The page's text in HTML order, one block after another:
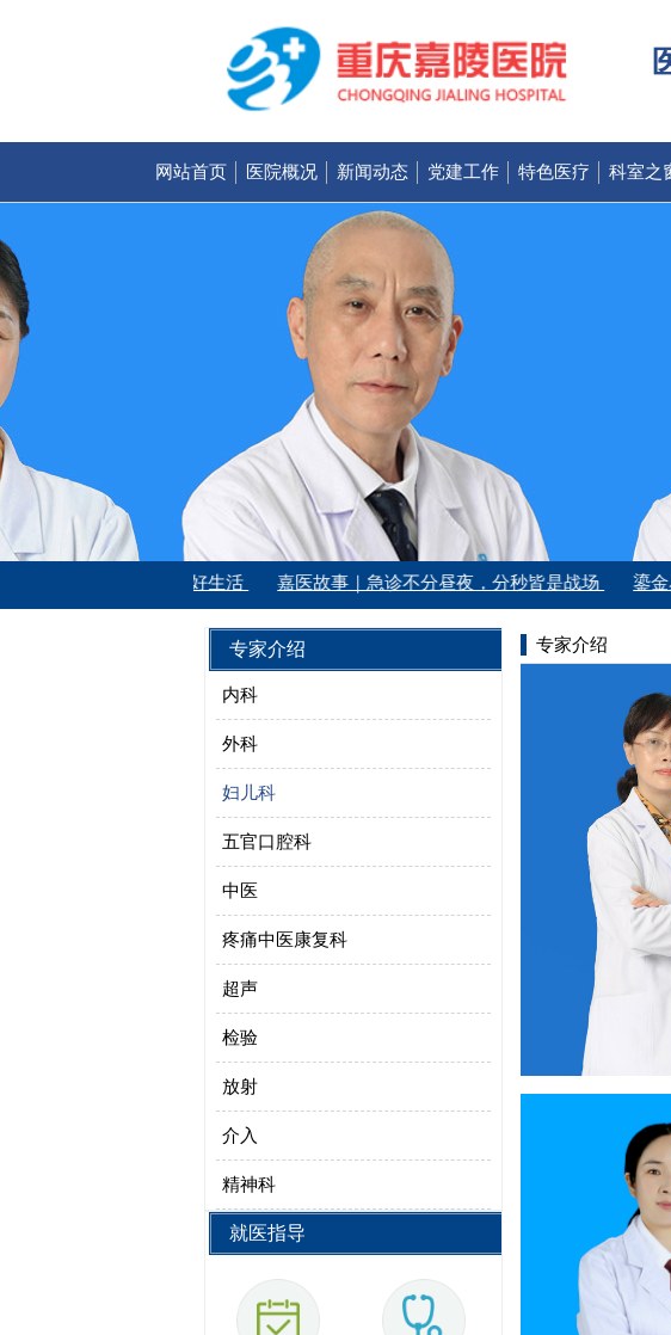
网站首页 医院概况 新闻动态 党建工作 特色医疗 科室之
温情守护夕阳美好生活 嘉医故事｜急诊不分昼夜，分秒皆是战场 鎏金岁月
专家介绍
内科
外科
妇儿科
五官口腔科
中医
疼痛中医康复科
超声
检验
放射
介入
精神科
就医指导
专家介绍